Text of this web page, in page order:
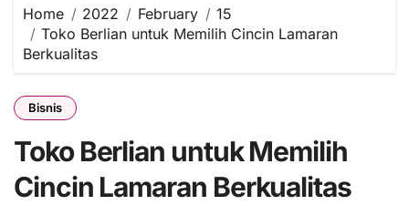
Home 2022 February
15
Toko Berlian untuk Memilih Cincin Lamaran
Berkualitas
Bisnis
Toko Berlian untuk Memilih
Cincin Lamaran Berkualitas